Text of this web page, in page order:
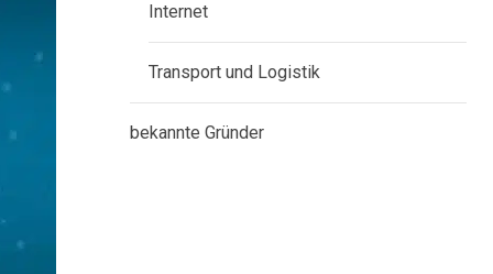
Internet
Transport und Logistik
bekannte Gründer